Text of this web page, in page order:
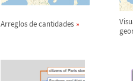
Arreglos de cantidades